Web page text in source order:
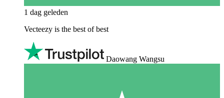
1 dag geleden
Vecteezy is the best of best
Daowang Wangsu